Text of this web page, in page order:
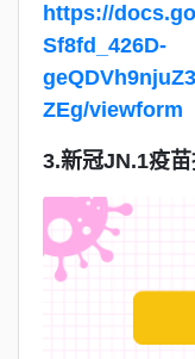
https://
Sf8fd_426D-
ZEg/viewform
3.新冠JN.1疫苗